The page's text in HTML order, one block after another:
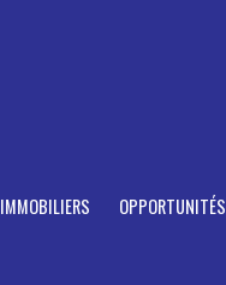
IMMOBILIERS OPPORTUNITÉS